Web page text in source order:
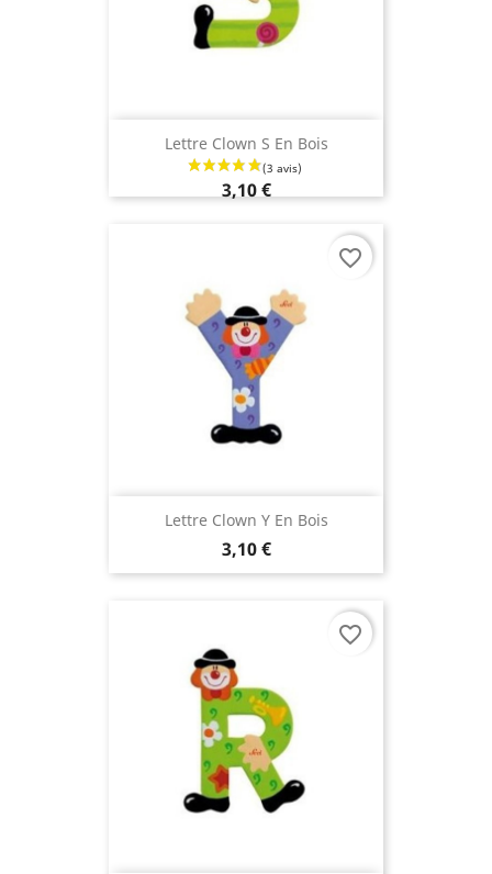
Lettre Clown S En Bois
3,10 €
Lettre Clown Y En Bois
3,10 €
favorite_border
favorite_border